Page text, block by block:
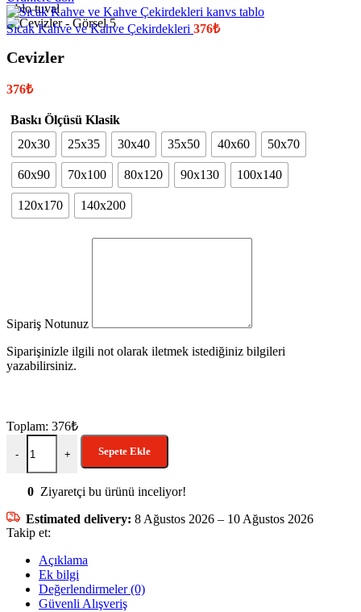
Sıcak Kahve ve Kahve Çekirdekleri 376₺
Cevizler
376₺
Baskı Ölçüsü Klasik
20x30
25x35 30x40 35x50 40x60 50x70
60x90 70x100 80x120 90x130 100x140
120x170 140x200
Sipariş Notunuz
Siparişinizle ilgili not olarak iletmek istediğiniz bilgileri
yazabilirsiniz.
Toplam: 376₺
- + Sepete Ekle
0 Ziyaretçi bu ürünü inceliyor!
Estimated delivery: 8 Ağustos 2026 – 10 Ağustos 2026
Takip et:
Açıklama
Ek bilgi
Değerlendirmeler (0)
Güvenli Alışveriş